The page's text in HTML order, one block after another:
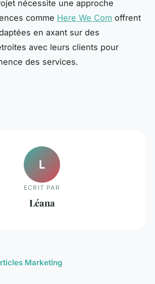
nécessite une approche
comme Here We Com offrent
en axant sur des
avec leurs clients pour
des services.
L
ECRIT PAR
Léana
Marketing